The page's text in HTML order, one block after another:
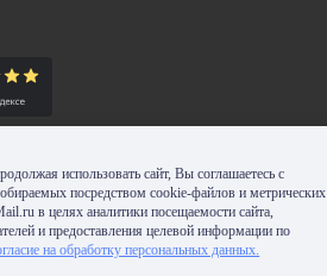
использовать сайт, Вы соглашаетесь с
посредством cookie-файлов и метрических
в целях аналитики посещаемости сайта,
и предоставления целевой информации по
на обработку персональных данных.